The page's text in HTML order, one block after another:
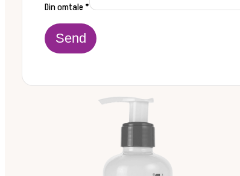
Din omtale*